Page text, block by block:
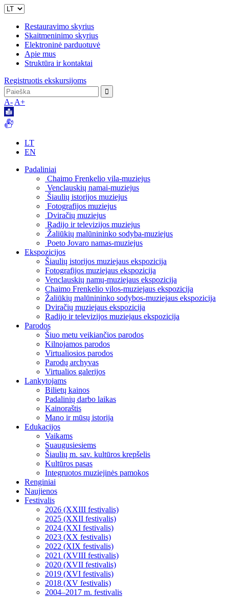
Restauravimo skyrius
Skaitmeninimo skyrius
Elektroninė parduotuvė
Apie mus
Struktūra ir kontaktai
Registruotis ekskursijoms
A- A+
LT
EN
Padaliniai
Chaimo Frenkelio vila-muziejus
Venclauskių namai-muziejus
Šiaulių istorijos muziejus
Fotografijos muziejus
Dviračių muziejus
Radijo ir televizijos muziejus
Žaliūkių malūnininko sodyba-muziejus
Poeto Jovaro namas-muziejus
Ekspozicijos
Šiaulių istorijos muziejaus ekspozicija
Fotografijos muziejaus ekspozicija
Venclauskių namų-muziejaus ekspozicija
Chaimo Frenkelio vilos-muziejaus ekspozicija
Žaliūkių malūnininko sodybos-muziejaus ekspozicija
Dviračių muziejaus ekspozicija
Radijo ir televizijos muziejaus ekspozicija
Parodos
Šiuo metu veikiančios parodos
Kilnojamos parodos
Virtualiosios parodos
Parodų archyvas
Virtualios galerijos
Lankytojams
Bilietų kainos
Padalinių darbo laikas
Kainoraštis
Mano ir mūsų istorija
Edukacijos
Vaikams
Suaugusiesiems
Šiaulių m. sav. kultūros krepšelis
Kultūros pasas
Integruotos muziejinės pamokos
Renginiai
Naujienos
Festivalis
2026 (XXIII festivalis)
2025 (XXII festivalis)
2024 (XXI festivalis)
2023 (XX festivalis)
2022 (XIX festivalis)
2021 (XVIII festivalis)
2020 (XVII festivalis)
2019 (XVI festivalis)
2018 (XV festivalis)
2004–2017 m. festivalis